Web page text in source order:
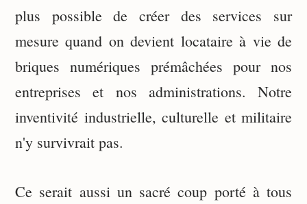
plus possible de créer des services sur
mesure quand on devient locataire à vie de
briques numériques prémâchées pour nos
entreprises et nos administrations. Notre
inventivité industrielle, culturelle et militaire
n'y survivrait pas.
Ce serait aussi un sacré coup porté à tous